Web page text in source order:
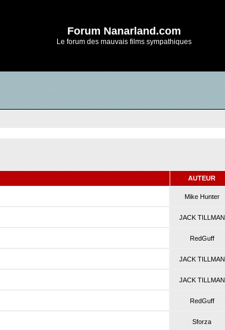
Forum Nanarland.com
Le forum des mauvais films sympathiques
AUTEUR
Mike Hunter
JACK TILLMAN
RedGuff
JACK TILLMAN
JACK TILLMAN
RedGuff
Sforza